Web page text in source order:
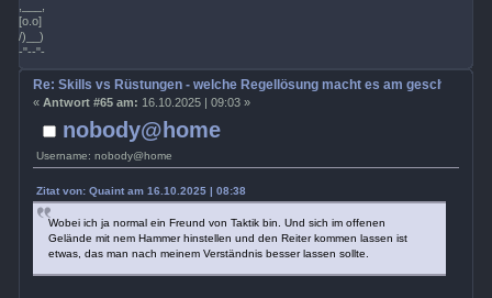
[o.o]
/)__)
-"--"-
nobody@home
Username: nobody@home
Re: Skills vs Rüstungen - welche Regellösung macht es am
« Antwort #65 am: 16.10.2025 | 09:03 »
Zitat von: Quaint am 16.10.2025 | 08:38
Wobei ich ja normal ein Freund von Taktik bin. Und sich im offenen
Gelände mit nem Hammer hinstellen und den Reiter kommen lassen ist
etwas, das man nach meinem Verständnis besser lassen sollte.